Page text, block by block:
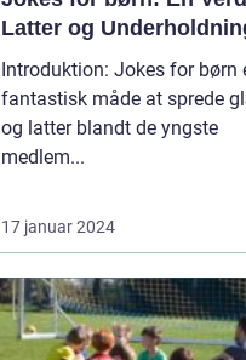
Latter og
Introduktion: Jokes for børn
fantastisk måde at sprede
og latter blandt de yngste
medlem...
17 januar 2024